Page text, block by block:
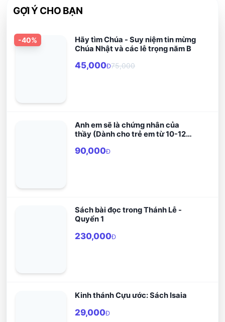
GỢI Ý CHO BẠN
-40%
Hãy tìm Chúa - Suy niệm tin mừng
Chúa Nhật và các lễ trọng năm B
45,000Đ75,000
Anh em sẽ là chứng nhân của
thầy (Dành cho trẻ em từ 10-12
90,000Đ
Sách bài đọc trong Thánh Lễ -
Quyển 1
230,000Đ
Kinh thánh Cựu ước: Sách Isaia
29,000Đ